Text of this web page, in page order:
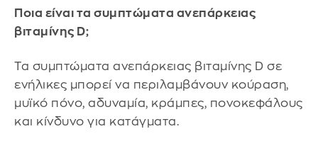
Ποια είναι τα συμπτώματα ανεπάρκειας
βιταμίνης D;
Τα συμπτώματα ανεπάρκειας βιταμίνης D σε
ενήλικες μπορεί να περιλαμβάνουν κούραση,
μυϊκό πόνο, αδυναμία, κράμπες, πονοκεφάλους
και κίνδυνο για κατάγματα.